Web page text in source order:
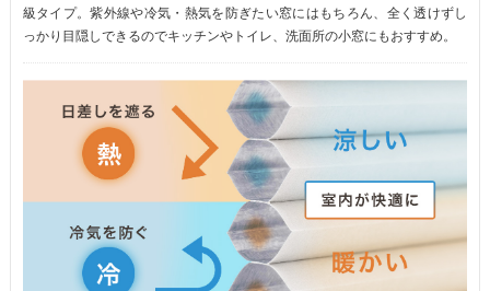
級タイプ。紫外線や冷気・熱気を防ぎたい窓にはもちろん、全く透けずし
っかり目隠しできるのでキッチンやトイレ、洗面所の小窓にもおすすめ。